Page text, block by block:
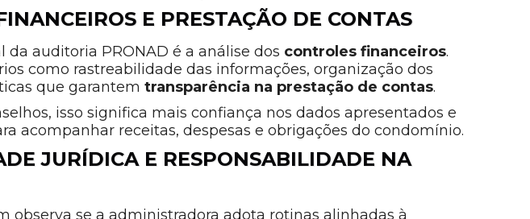
E PRESTAÇÃO DE CONTAS
da auditoria PRONAD é a análise dos controles financeiros.
como rastreabilidade das informações, organização dos
que garantemtransparência na prestação de contas.
isso significa mais confiança nos dados apresentados e
acompanhar receitas, despesas e obrigações do condomínio.
JURÍDICA E RESPONSABILIDADE NA
observa se a administradora adota rotinas alinhadas à